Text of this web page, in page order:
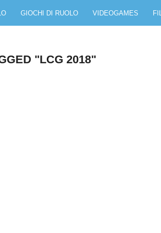
GIOCHI DI RUOLO VIDEOGAMES
"LCG 2018"